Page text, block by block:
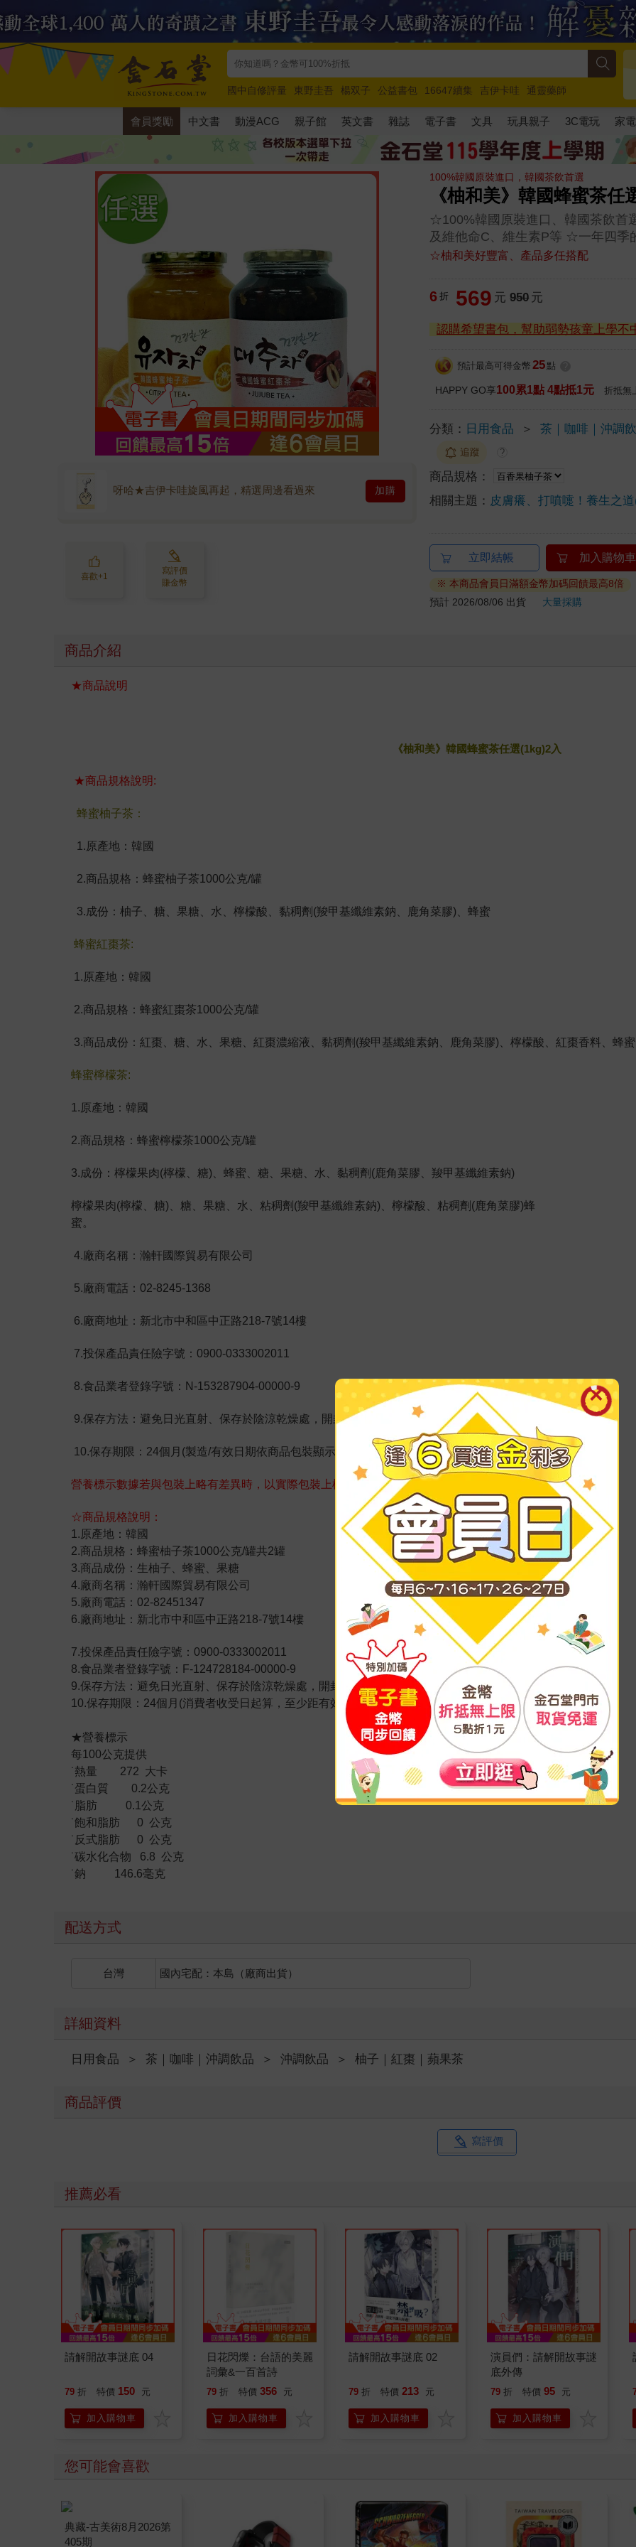
國中自修評量 東野圭吾 楊双子 公益書包 16647續集 吉伊卡哇
通靈藥師
唯紅花綻放
奧德賽 路邊攤新作 馬斯克 玩具總動員5 超慢跑
會員獎勵 中文書 動漫ACG 親子館 英文書 雜誌 電子書 文具 玩具親子 3C電玩 家電
100%韓國原裝進口，韓國茶飲首選
《柚和美》韓國蜂蜜茶任
☆100%韓國原裝進口、韓國茶飲
及維他命C、維生素P等 ☆一年四季
☆柚和美好豐富、產品多任搭配
呀哈★吉伊卡哇旋風再起，精選周邊看過來 加購
喜歡+1
寫評價
賺金幣
6 折 569 元 950 元
認購希望書包，幫助弱勢孩童上學不
預計最高可得金幣 25 點
HAPPY GO享100累1點 4點抵1元 折抵無
分類： 日用食品 ＞ 茶｜咖啡｜沖調
追蹤 ?
商品規格：
相關主題： 皮膚癢、打噴嚏！養生之
立即結帳 加入購物車
※ 本商品會員日滿額金幣加碼回饋最高8倍
預計 2026/08/06 出貨
大量採購
商品介紹
★商品說明
《柚和美》韓國蜂蜜茶任選(1kg)2入
★商品規格說明:
蜂蜜柚子茶：
1.原產地：韓國
2.商品規格：蜂蜜柚子茶1000公克/罐
3.成份：柚子、糖、果糖、水、檸檬酸、黏稠劑(羧甲基纖維素鈉、鹿角菜膠)、蜂蜜
蜂蜜紅棗茶:
1.原產地：韓國
2.商品規格：蜂蜜紅棗茶1000公克/罐
3.商品成份：紅棗、糖、水、果糖、紅棗濃縮液、黏稠劑(羧甲基纖維素鈉、鹿角菜膠)、檸檬酸、紅棗香料、蜂
蜂蜜檸檬茶:
1.原產地：韓國
2.商品規格：蜂蜜檸檬茶1000公克/罐
3.成份：檸檬果肉(檸檬、糖)、蜂蜜、糖、果糖、水、黏稠劑(鹿角菜膠、羧甲基纖維素鈉)
檸檬果肉(檸檬、糖)、糖、果糖、水、粘稠劑(羧甲基纖維素鈉)、檸檬酸、粘稠劑(鹿角菜膠)蜂
蜜。
4.廠商名稱：瀚軒國際貿易有限公司
5.廠商電話：02-8245-1368
6.廠商地址：新北市中和區中正路218-7號14樓
7.投保產品責任險字號：0900-0333002011
8.食品業者登錄字號：N-153287904-00000-9
9.保存方法：避免日光直射、保存於陰涼乾燥處，開封後需冷藏。
10.保存期限：24個月(製造/有效日期依商品包裝顯示)
營養標示數據若與包裝上略有差異時，以實際包裝上標示為準
☆商品規格說明：
1.原產地：韓國
2.商品規格：蜂蜜柚子茶1000公克/罐共2罐
3.商品成份：生柚子、蜂蜜、果糖
4.廠商名稱：瀚軒國際貿易有限公司
5.廠商電話：02-82451347
6.廠商地址：新北市中和區中正路218-7號14樓
7.投保產品責任險字號：0900-0333002011
8.食品業者登錄字號：F-124728184-00000-9
9.保存方法：避免日光直射、保存於陰涼乾燥處，開封後需冷藏。
10.保存期限：24個月(消費者收受日起算，至少距有效日期前146日以上)
★營養標示
每100公克提供
˙熱量 272 大卡
˙蛋白質 0.2公克
˙脂肪 0.1公克
˙飽和脂肪 0 公克
˙反式脂肪 0 公克
˙碳水化合物 6.8 公克
˙鈉 146.6毫克
配送方式
台灣 國內宅配：本島（廠商出貨）
詳細資料
日用食品 ＞ 茶｜咖啡｜沖調飲品 ＞ 沖調飲品 ＞ 柚子｜紅棗｜蘋果茶
商品評價
寫評價
推薦必看
請解開故事謎底 04
79 折 特價 150 元
加入購物車
日花閃爍：台語的美麗
詞彙&一百首詩
79 折 特價 356 元
加入購物車
請解開故事謎底 02
79 折 特價 213 元
加入購物車
演員們：請解開故事謎
底外傳
79 折 特價 95 元
加入購物車
您可能會喜歡